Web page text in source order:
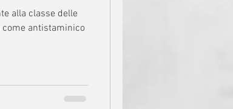
antistaminico